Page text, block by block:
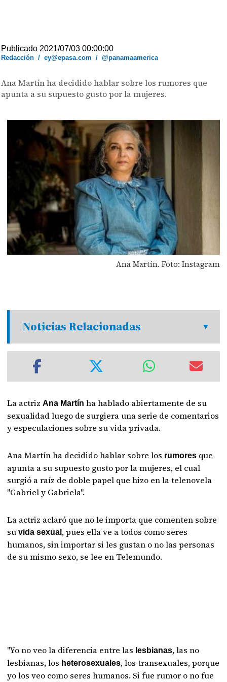
Publicado 2021/07/03 00:00:00
Redacción /ey@epasa.com /@panamaamerica
Ana Martín ha decidido hablar sobre los rumores que
apunta a su supuesto gusto por la mujeres.
Ana Martín. Foto: Instagram
Noticias Relacionadas
La actrizAna Martín ha hablado abiertamente de su
sexualidad luego de surgiera una serie de comentarios
y especulaciones sobre su vida privada.
Ana Martín ha decidido hablar sobre los rumores que
apunta a su supuesto gusto por la mujeres, el cual
surgió a raíz de doble papel que hizo en la telenovela
"Gabriel y Gabriela".
La actriz aclaró que no le importa que comenten sobre
suvida sexual , pues ella ve a todos como seres
humanos, sin importar si les gustan o no las personas
de su mismo sexo, se lee en Telemundo.
"Yo no veo la diferencia entre las lesbianas, las no
lesbianas, los heterosexuales, los transexuales, porque
yo los veo como seres humanos. Si fue rumor o no fue